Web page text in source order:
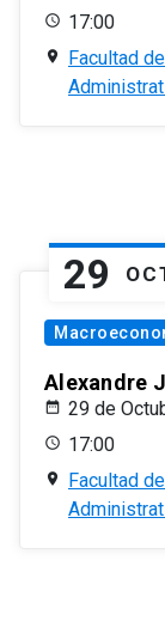
17:00
Facultad
29
Alexandre
29 de
17:00
Facultad